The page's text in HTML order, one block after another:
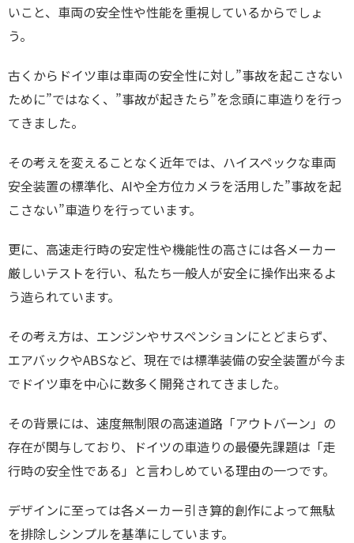
いこと、車両の安全性や性能を重視しているからでしょ
う。
古くからドイツ車は車両の安全性に対し”事故を起こさない
ために”ではなく、”事故が起きたら”を念頭に車造りを行っ
てきました。
その考えを変えることなく近年では、ハイスペックな車両
安全装置の標準化、AIや全方位カメラを活用した”事故を起
こさない”車造りを行っています。
更に、高速走行時の安定性や機能性の高さには各メーカー
厳しいテストを行い、私たち一般人が安全に操作出来るよ
う造られています。
その考え方は、エンジンやサスペンションにとどまらず、
エアバックやABSなど、現在では標準装備の安全装置が今ま
でドイツ車を中心に数多く開発されてきました。
その背景には、速度無制限の高速道路「アウトバーン」の
存在が関与しており、ドイツの車造りの最優先課題は「走
行時の安全性である」と言わしめている理由の一つです。
デザインに至っては各メーカー引き算的創作によって無駄
を排除しシンプルを基準にしています。